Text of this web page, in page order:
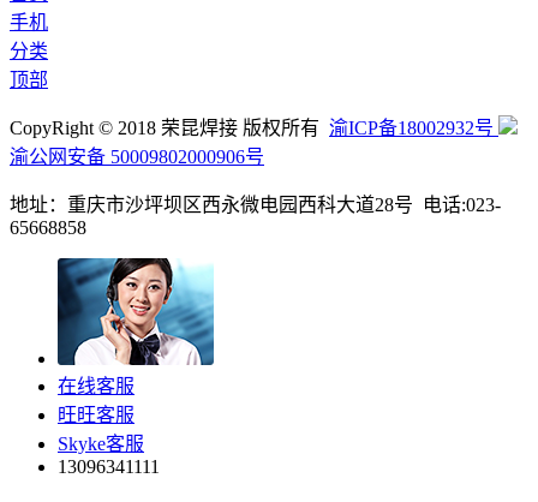
手机
分类
顶部
CopyRight © 2018 荣昆焊接 版权所有 渝ICP备18002932号
渝公网安备 50009802000906号
地址：重庆市沙坪坝区西永微电园西科大道28号 电话:023-
65668858
在线客服
旺旺客服
Skyke客服
13096341111